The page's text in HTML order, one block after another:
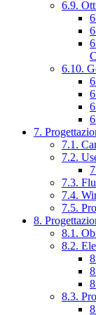
6.9.
6.10.
7.
7.1.
7.2.
7.3.
7.4.
7.5.
8.
8.1.
8.2.
8.3.